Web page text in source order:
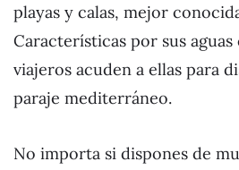
playas y calas, mejor
Características por sus
viajeros acuden a ellas para
paraje mediterráneo.
No importa si dispones de